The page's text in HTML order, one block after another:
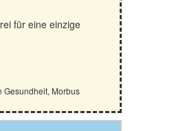
für eine einzige
Gesundheit, Morbus